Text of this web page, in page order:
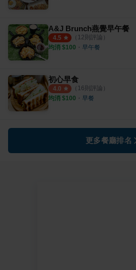
A&J Brunch燕覺早午餐
4.5 （ 12則評論）
均消 $100 ・ 早午餐
初心早食
4.0 （ 16則評論）
均消 $100 ・ 早餐
更多餐廳排名